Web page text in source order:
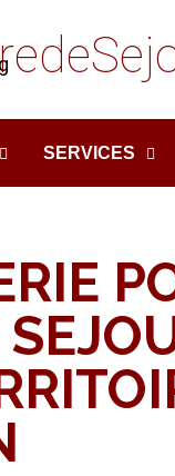
SERVICES